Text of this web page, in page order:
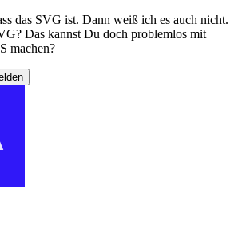
das SVG ist. Dann weiß ich es auch nicht.
Das kannst Du doch problemlos mit
machen?